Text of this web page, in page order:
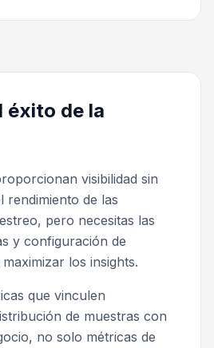
éxito de la
visibilidad sin
rendimiento de las
pero necesitas las
y configuración de
los insights.
que vinculen
de muestras con
no solo métricas de